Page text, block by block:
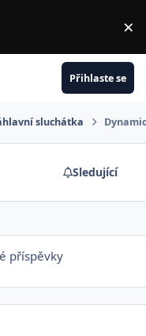
×
Přihlaste se
sluchátka
Sledující
příspěvky